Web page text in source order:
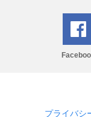
プライバシ